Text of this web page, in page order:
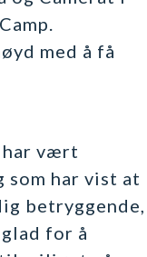
med å få
har vært
som har vist at
betryggende,
for å